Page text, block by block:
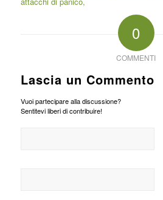
0
COMMENTI
Lascia un Commento
Vuoi partecipare alla discussione?
Sentitevi liberi di contribuire!